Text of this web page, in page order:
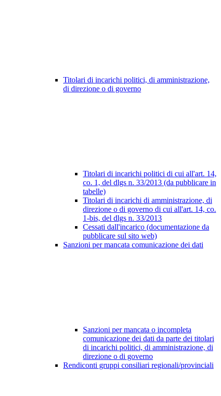
Titolari di incarichi politici, di amministrazione,
di direzione o di governo
Titolari di incarichi politici di cui all'art. 14,
co. 1, del dlgs n. 33/2013 (da pubblicare in
tabelle)
Titolari di incarichi di amministrazione, di
direzione o di governo di cui all'art. 14, co.
1-bis, del dlgs n. 33/2013
Cessati dall'incarico (documentazione da
pubblicare sul sito web)
Sanzioni per mancata comunicazione dei dati
Sanzioni per mancata o incompleta
comunicazione dei dati da parte dei titolari
di incarichi politici, di amministrazione, di
direzione o di governo
Rendiconti gruppi consiliari regionali/provinciali